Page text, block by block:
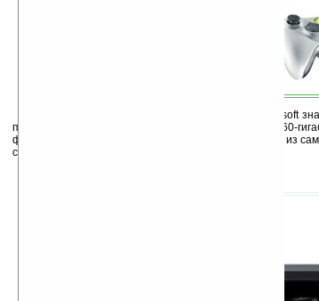
Игровая консоль седьмого поколения от Microsoft
пару месяцев. Поэтому сейчас приобретение ее 60-
фунтов стерлингов ($268). Xbox 360 является одной из
сегодняшний день.